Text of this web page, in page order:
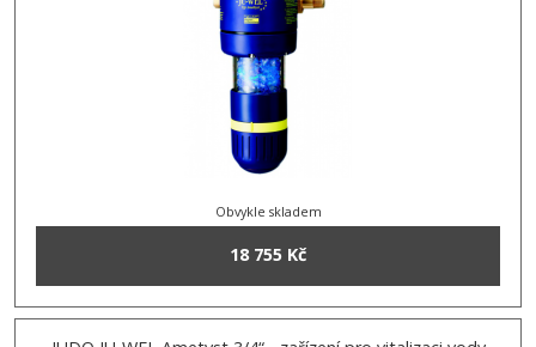
Obvykle skladem
18 755 Kč